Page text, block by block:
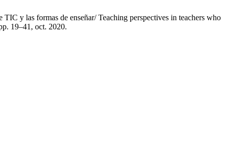
y las formas de enseñar/ Teaching perspectives in teachers who
19–41, oct. 2020.